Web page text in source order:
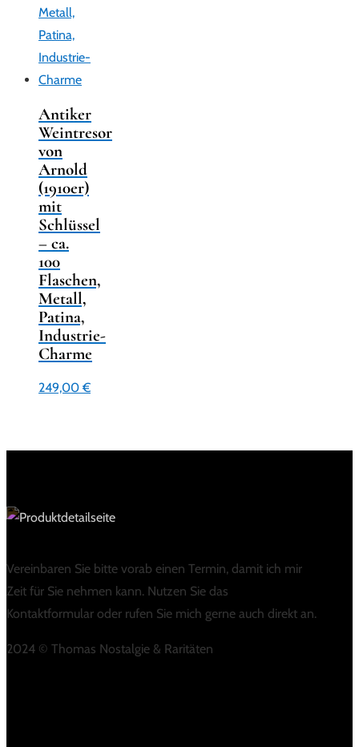
Antiker
Weintresor
von
Arnold
(1910er)
mit
Schlüssel
– ca.
100
Flaschen,
Metall,
Patina,
Industrie-
Charme
249,00€
Vereinbaren Sie bitte vorab einen Termin, damit ich mir
Zeit für Sie nehmen kann. Nutzen Sie das
Kontaktformular oder rufen Sie mich gerne auch direkt an.
2024 © Thomas Nostalgie & Raritäten